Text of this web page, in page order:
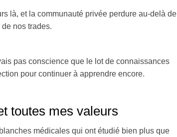
là, et la communauté privée perdure au-delà de
nos trades.
pas conscience que le lot de connaissances
pour continuer à apprendre encore.
toutes mes valeurs
médicales qui ont étudié bien plus que